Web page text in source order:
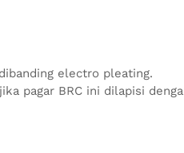
electro pleating.
pagar BRC ini dilapisi